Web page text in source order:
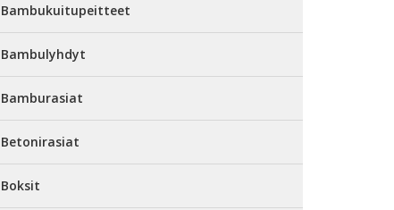
Bambukuitupeitteet
Bambulyhdyt
Bamburasiat
Betonirasiat
Boksit